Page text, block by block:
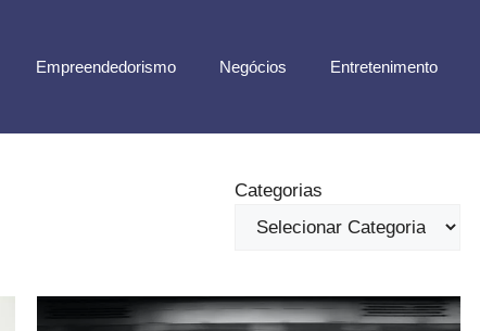
Empreendedorismo Negócios Entretenimento
Categorias